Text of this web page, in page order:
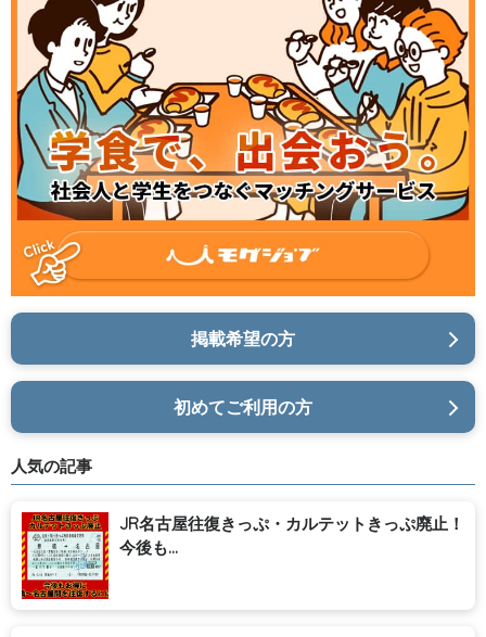
掲載希望の方
初めてご利用の方
人気の記事
JR名古屋往復きっぷ・カルテットきっぷ廃止！
今後も...